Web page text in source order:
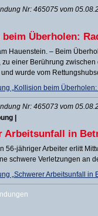
Nr: 465075 vom
Überholen:
Hauenstein. – Beim
zu einer Berührung
wurde vom
„Kollision beim
Nr: 465073 vom
|
Arbeitsunfall in
56-jähriger Arbeiter erlitt
schwere Verletzungen an
„Schwerer Arbeitsunfall in